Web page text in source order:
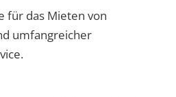
für das Mieten von
umfangreicher